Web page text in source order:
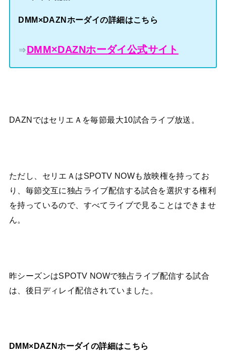
DMM×DAZNホーダイの詳細はこちら
⇒DMM×DAZNホーダイ公式サイト
DAZNではセリエＡを毎節最大10試合ライブ放送。
ただし、セリエＡはSPOTV NOWも放映権を持ってお
り、毎節交互に独占ライブ配信する試合を選択する権利
を持っているので、すべてライブで見ることはできませ
ん。
昨シーズンはSPOTV NOWで独占ライブ配信する試合
は、後日ディレイ配信されていました。
DMM×DAZNホーダイの詳細はこちら